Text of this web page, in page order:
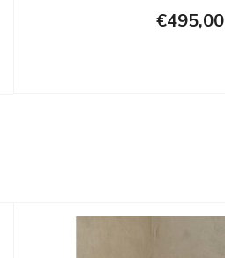
€495,00